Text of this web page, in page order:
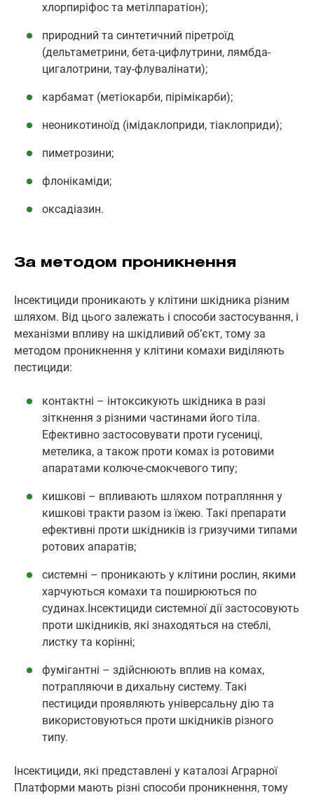
хлорпиріфос та метілпаратіон);
природний та синтетичний піретроїд
(дельтаметрини, бета-цифлутрини, лямбда-
цигалотрини, тау-флувалінати);
карбамат (метіокарби, пірімікарби);
неоникотиноїд (імідаклоприди, тіаклоприди);
пиметрозини;
флонікаміди;
оксадіазин.
За методом проникнення
Інсектициди проникають у клітини шкідника різним
шляхом. Від цього залежать і способи застосування, і
механізми впливу на шкідливий об’єкт, тому за
методом проникнення у клітини комахи виділяють
пестициди:
контактні – інтоксикують шкідника в разі
зіткнення з різними частинами його тіла.
Ефективно застосовувати проти гусениці,
метелика, а також проти комах із ротовими
апаратами колюче-смокчевого типу;
кишкові – впливають шляхом потрапляння у
кишкові тракти разом із їжею. Такі препарати
ефективні проти шкідників із гризучими типами
ротових апаратів;
системні – проникають у клітини рослин, якими
харчуються комахи та поширюються по
судинах.Інсектициди системної дії застосовують
проти шкідників, які знаходяться на стеблі,
листку та корінні;
фумігантні – здійснюють вплив на комах,
потрапляючи в дихальну систему. Такі
пестициди проявляють універсальну дію та
використовуються проти шкідників різного
типу.
Інсектициди, які представлені у каталозі Аграрної
Платформи мають різні способи проникнення, тому